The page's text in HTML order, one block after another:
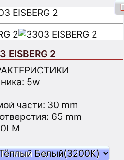
Вход
EISBERG 2
5w
части: 30 mm
65 mm